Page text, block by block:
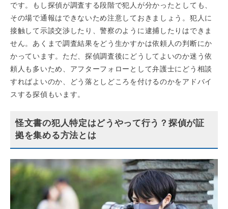
です。もし探偵が調査する段階で犯人が分かったとしても、
その場で通報はできないため注意しておきましょう。犯人に
接触して示談交渉したり、警察のように逮捕したりはできま
せん。あくまで調査結果をどう生かすかは依頼人の判断にか
かっています。ただ、探偵調査後にどうしてよいのか迷う依
頼人も多いため、アフターフォローとして弁護士にどう相談
すればよいのか、どう落としどころを付けるのかをアドバイ
スする探偵もいます。
怪文書の犯人特定はどうやって行う？探偵が証
拠を集める方法とは